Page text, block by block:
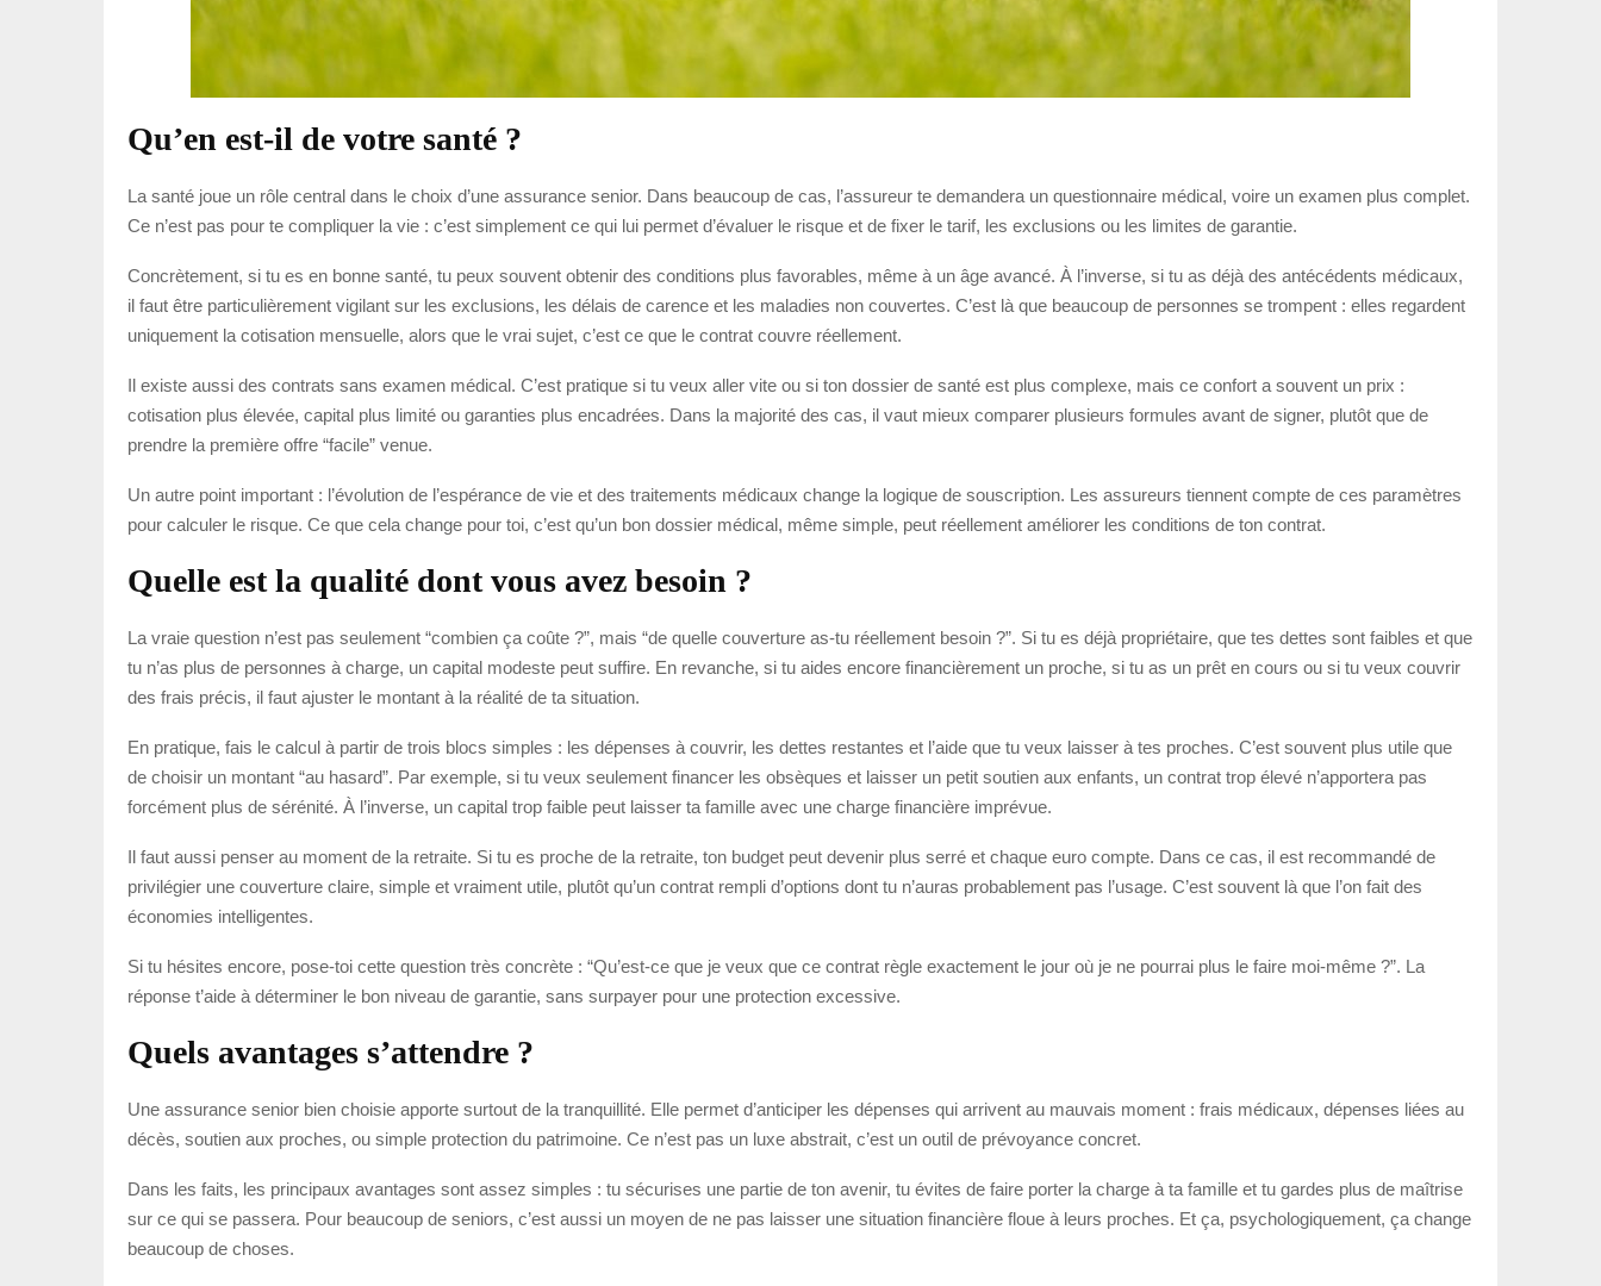
Qu’en est-il de votre santé ?
La santé joue un rôle central dans le choix d’une assurance senior. Dans beaucoup de cas, l’assureur te demandera un questionnaire médical, voire un examen plus complet.
Ce n’est pas pour te compliquer la vie : c’est simplement ce qui lui permet d’évaluer le risque et de fixer le tarif, les exclusions ou les limites de garantie.
Concrètement, si tu es en bonne santé, tu peux souvent obtenir des conditions plus favorables, même à un âge avancé. À l’inverse, si tu as déjà des antécédents médicaux,
il faut être particulièrement vigilant sur les exclusions, les délais de carence et les maladies non couvertes. C’est là que beaucoup de personnes se trompent : elles regardent
uniquement la cotisation mensuelle, alors que le vrai sujet, c’est ce que le contrat couvre réellement.
Il existe aussi des contrats sans examen médical. C’est pratique si tu veux aller vite ou si ton dossier de santé est plus complexe, mais ce confort a souvent un prix :
cotisation plus élevée, capital plus limité ou garanties plus encadrées. Dans la majorité des cas, il vaut mieux comparer plusieurs formules avant de signer, plutôt que de
prendre la première offre “facile” venue.
Un autre point important : l’évolution de l’espérance de vie et des traitements médicaux change la logique de souscription. Les assureurs tiennent compte de ces paramètres
pour calculer le risque. Ce que cela change pour toi, c’est qu’un bon dossier médical, même simple, peut réellement améliorer les conditions de ton contrat.
Quelle est la qualité dont vous avez besoin ?
La vraie question n’est pas seulement “combien ça coûte ?”, mais “de quelle couverture as-tu réellement besoin ?”. Si tu es déjà propriétaire, que tes dettes sont faibles et que
tu n’as plus de personnes à charge, un capital modeste peut suffire. En revanche, si tu aides encore financièrement un proche, si tu as un prêt en cours ou si tu veux couvrir
des frais précis, il faut ajuster le montant à la réalité de ta situation.
En pratique, fais le calcul à partir de trois blocs simples : les dépenses à couvrir, les dettes restantes et l’aide que tu veux laisser à tes proches. C’est souvent plus utile que
de choisir un montant “au hasard”. Par exemple, si tu veux seulement financer les obsèques et laisser un petit soutien aux enfants, un contrat trop élevé n’apportera pas
forcément plus de sérénité. À l’inverse, un capital trop faible peut laisser ta famille avec une charge financière imprévue.
Il faut aussi penser au moment de la retraite. Si tu es proche de la retraite, ton budget peut devenir plus serré et chaque euro compte. Dans ce cas, il est recommandé de
privilégier une couverture claire, simple et vraiment utile, plutôt qu’un contrat rempli d’options dont tu n’auras probablement pas l’usage. C’est souvent là que l’on fait des
économies intelligentes.
Si tu hésites encore, pose-toi cette question très concrète : “Qu’est-ce que je veux que ce contrat règle exactement le jour où je ne pourrai plus le faire moi-même ?”. La
réponse t’aide à déterminer le bon niveau de garantie, sans surpayer pour une protection excessive.
Quels avantages s’attendre ?
Une assurance senior bien choisie apporte surtout de la tranquillité. Elle permet d’anticiper les dépenses qui arrivent au mauvais moment : frais médicaux, dépenses liées au
décès, soutien aux proches, ou simple protection du patrimoine. Ce n’est pas un luxe abstrait, c’est un outil de prévoyance concret.
Dans les faits, les principaux avantages sont assez simples : tu sécurises une partie de ton avenir, tu évites de faire porter la charge à ta famille et tu gardes plus de maîtrise
sur ce qui se passera. Pour beaucoup de seniors, c’est aussi un moyen de ne pas laisser une situation financière floue à leurs proches. Et ça, psychologiquement, ça change
beaucoup de choses.